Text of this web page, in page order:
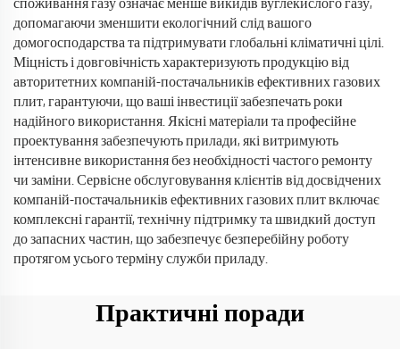
споживання газу означає менше викидів вуглекислого газу,
допомагаючи зменшити екологічний слід вашого
домогосподарства та підтримувати глобальні кліматичні цілі.
Міцність і довговічність характеризують продукцію від
авторитетних компаній-постачальників ефективних газових
плит, гарантуючи, що ваші інвестиції забезпечать роки
надійного використання. Якісні матеріали та професійне
проектування забезпечують прилади, які витримують
інтенсивне використання без необхідності частого ремонту
чи заміни. Сервісне обслуговування клієнтів від досвідчених
компаній-постачальників ефективних газових плит включає
комплексні гарантії, технічну підтримку та швидкий доступ
до запасних частин, що забезпечує безперебійну роботу
протягом усього терміну служби приладу.
Практичні поради